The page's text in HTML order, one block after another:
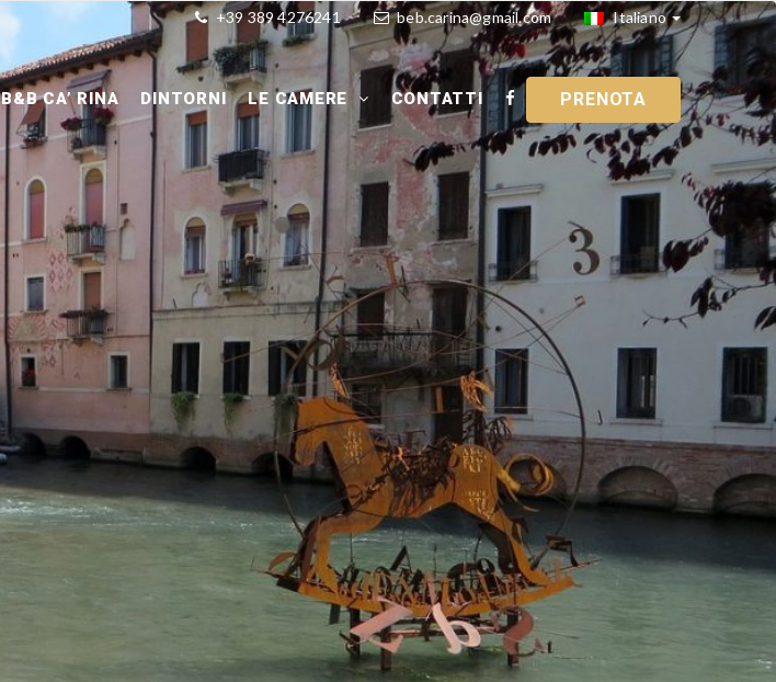
+39 389 4276241 beb.carina@gmail.com Italiano
B&B CA’ RINA DINTORNI LE CAMERE CONTATTI PRENOTA